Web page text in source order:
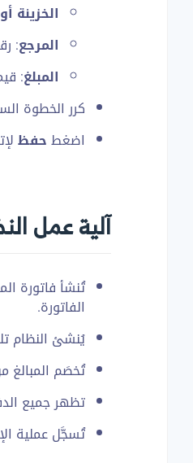
الخزينة
المرجع:
المبلغ:
كرر الخطوة
اضغطحفظ
آلية عمل
تُنشأ فاتورة
الفاتورة.
يُنشئ النظام
تُخصَم المبالغ
تظهر جميع
تُسجَّل عملية